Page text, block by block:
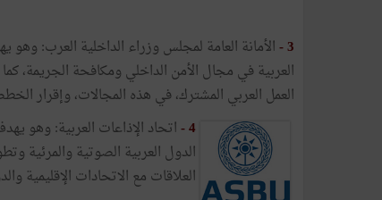
3
-الأمانة العامة لمجلس وزراء الداخلية العرب:
العربية في مجال الأمن الداخلي ومكافحة الجريمة،
العمل العربي المشترك، في هذه المجالات، وإقرار
4
-اتحاد الإذاعات العربية: وهو
الدول العربية الصوتية والمرئية
العلاقات مع الاتحادات الإقليمية